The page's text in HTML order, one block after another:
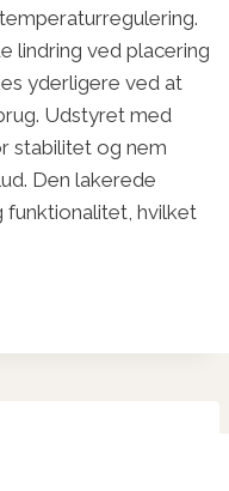
lindring ved placering
yderligere ved at
Udstyret med
stabilitet og nem
Den lakerede
funktionalitet, hvilket